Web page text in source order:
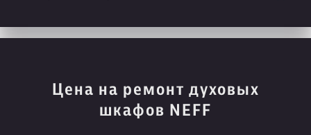
Цена на ремонт духовых
шкафов NEFF